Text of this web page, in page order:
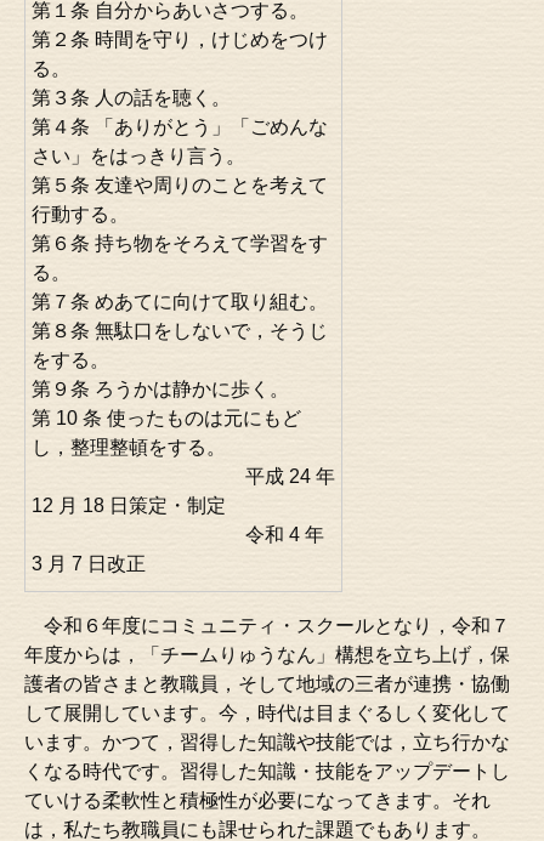
第１条 自分からあいさつする。
第２条 時間を守り，けじめをつけ
る。
第３条 人の話を聴く。
第４条 「ありがとう」「ごめんな
さい」をはっきり言う。
第５条 友達や周りのことを考えて
行動する。
第６条 持ち物をそろえて学習をす
る。
第７条 めあてに向けて取り組む。
第８条 無駄口をしないで，そうじ
をする。
第９条 ろうかは静かに歩く。
第 10 条 使ったものは元にもど
し，整理整頓をする。
平成 24 年
12 月 18 日策定・制定
令和 4 年
3 月 7 日改正
令和６年度にコミュニティ・スクールとなり，令和７
年度からは，「チームりゅうなん」構想を立ち上げ，保
護者の皆さまと教職員，そして地域の三者が連携・協働
して展開しています。今，時代は目まぐるしく変化して
います。かつて，習得した知識や技能では，立ち行かな
くなる時代です。習得した知識・技能をアップデートし
ていける柔軟性と積極性が必要になってきます。それ
は，私たち教職員にも課せられた課題でもあります。